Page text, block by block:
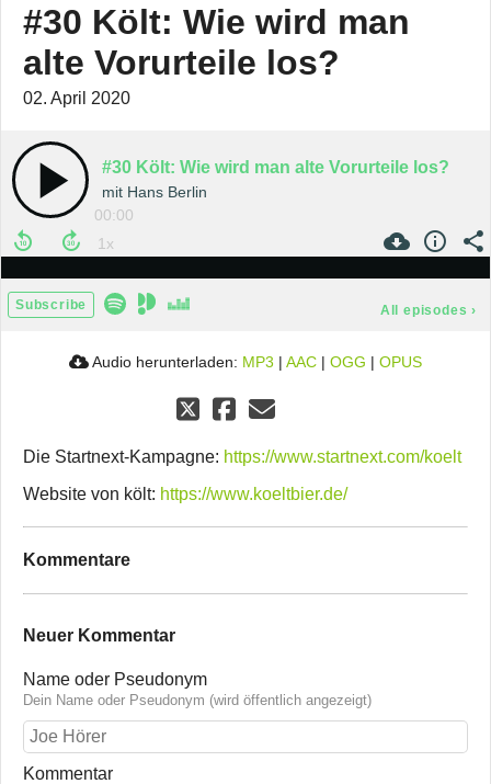
#30 Költ: Wie wird man
alte Vorurteile los?
02. April 2020
#30 Költ: Wie wird man alte Vorurteile los?
mit Hans Berlin
00:00
Subscribe All episodes ›
Audio herunterladen: MP3 | AAC | OGG | OPUS
Die Startnext-Kampagne: https://www.startnext.com/koelt
Website von költ: https://www.koeltbier.de/
Kommentare
Neuer Kommentar
Name oder Pseudonym
Dein Name oder Pseudonym (wird öffentlich angezeigt)
Kommentar